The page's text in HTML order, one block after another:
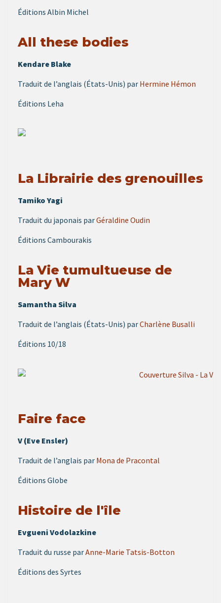
Éditions Albin Michel
All these bodies
Kendare Blake
Traduit de l’anglais (États-Unis) par Hermine Hémon
Éditions Leha
La Librairie des grenouilles
Tamiko Yagi
Traduit du japonais parGéraldine Oudin
Éditions Cambourakis
La Vie tumultueuse de
Mary W
Samantha Silva
Traduit de l’anglais (États-Unis) parCharlène Busalli
Éditions 10/18
Faire face
V (Eve Ensler)
Traduit de l’anglais par Mona de Pracontal
Éditions Globe
Histoire de l'île
Evgueni Vodolazkine
Traduit du russe parAnne-Marie Tatsis-Botton
Éditions des Syrtes